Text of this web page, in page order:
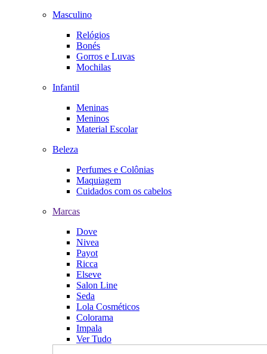
Masculino
Relógios
Bonés
Gorros e Luvas
Mochilas
Infantil
Meninas
Meninos
Material Escolar
Beleza
Perfumes e Colônias
Maquiagem
Cuidados com os cabelos
Marcas
Dove
Nivea
Payot
Ricca
Elseve
Salon Line
Seda
Lola Cosméticos
Colorama
Impala
Ver Tudo